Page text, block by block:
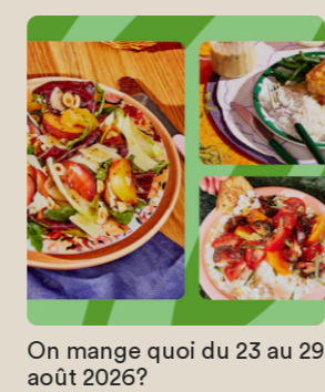
On mange quoi du 23 au 29
août 2026?